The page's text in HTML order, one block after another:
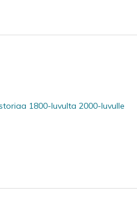
1800-luvulta 2000-luvulle